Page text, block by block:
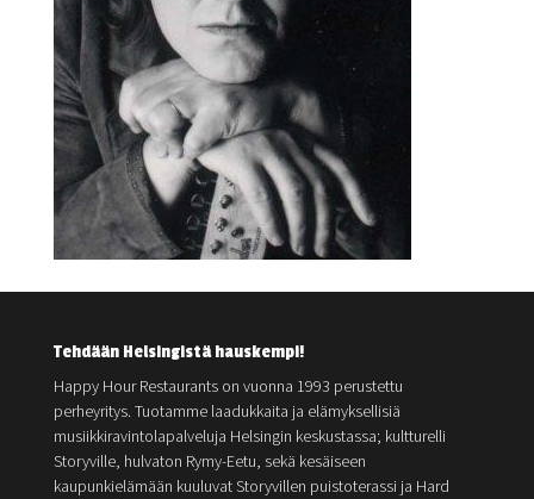
Tehdään Helsingistä hauskempi!
Happy Hour Restaurants on vuonna 1993 perustettu
perheyritys. Tuotamme laadukkaita ja elämyksellisiä
musiikkiravintolapalveluja Helsingin keskustassa; kultturelli
Storyville, hulvaton Rymy-Eetu, sekä kesäiseen
kaupunkielämään kuuluvat Storyvillen puistoterassi ja Hard